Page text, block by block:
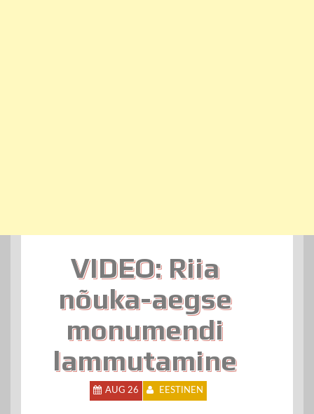
VIDEO: Riia
nõuka-aegse
monumendi
lammutamine
AUG 26 EESTINEN